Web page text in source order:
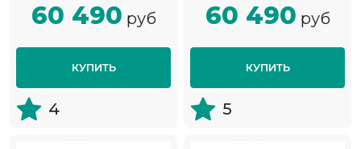
60 490 руб
КУПИТЬ
4
60 490 руб
КУПИТЬ
5